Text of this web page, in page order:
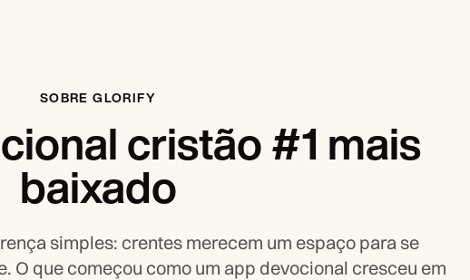
SOBRE GLORIFY
cristão #1 mais
baixado
simples: crentes merecem um espaço para se
O que começou como um app devocional cresceu em